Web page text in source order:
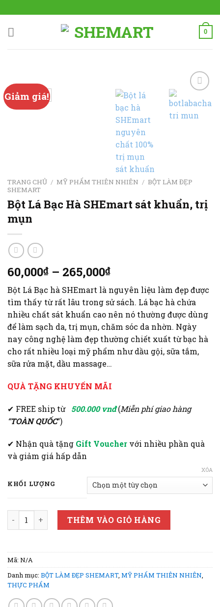
to
content
0
Giảm giá!
Add to
wishlist
TRANG CHỦ / MỸ PHẨM THIÊN NHIÊN / BỘT LÀM ĐẸP
SHEMART
Bột Lá Bạc Hà SHEmart sát khuẩn, trị
mụn
60,000₫ – 265,000₫
Bột Lá Bạc hà SHEmart là nguyên liệu làm đẹp được
tìm thấy từ rất lâu trong sử sách. Lá bạc hà chứa
nhiều chất sát khuẩn cao nên nó thường được dùng
để làm sạch da, trị mụn, chăm sóc da nhờn. Ngày
nay công nghệ làm đẹp thường chiết xuất từ bạc hà
cho rất nhiều loại mỹ phẩm như dầu gội, sữa tắm,
sữa rửa mặt, dầu massage…
QUÀ TẶNG KHUYẾN MÃI
✔ FREE ship từ 500.000 vnđ(Miễn phí giao hàng
“TOÀN QUỐC“)
✔ Nhận quà tặng Gift Voucher với nhiều phần quà
và giảm giá hấp dẫn
KHỐI LƯỢNG
XÓA
Bột Lá Bạc Hà SHEmart sát khuẩn, trị mụn số lượng
THÊM VÀO GIỎ HÀNG
Mã: N/A
Danh mục: BỘT LÀM ĐẸP SHEMART, MỸ PHẨM THIÊN NHIÊN
THỰC PHẨM